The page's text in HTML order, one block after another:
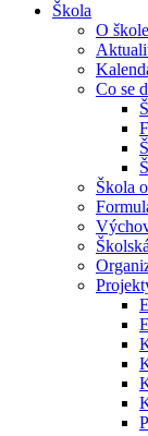
Škola
O škole
Co se
Škola